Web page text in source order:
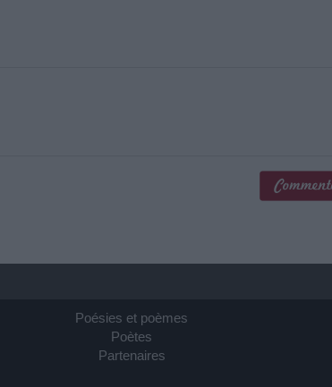
Poésies et poèmes
Poètes
Partenaires